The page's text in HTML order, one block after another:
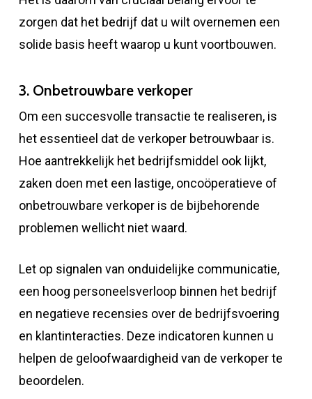
zorgen dat het bedrijf dat u wilt overnemen een
solide basis heeft waarop u kunt voortbouwen.
3. Onbetrouwbare verkoper
Om een ​​succesvolle transactie te realiseren, is
het essentieel dat de verkoper betrouwbaar is.
Hoe aantrekkelijk het bedrijfsmiddel ook lijkt,
zaken doen met een lastige, oncoöperatieve of
onbetrouwbare verkoper is de bijbehorende
problemen wellicht niet waard.
Let op signalen van onduidelijke communicatie,
een hoog personeelsverloop binnen het bedrijf
en negatieve recensies over de bedrijfsvoering
en klantinteracties. Deze indicatoren kunnen u
helpen de geloofwaardigheid van de verkoper te
beoordelen.